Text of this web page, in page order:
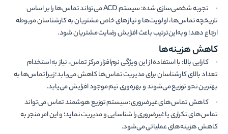
· تجربه شخصی‌سازی شده: سیستم ACD می‌تواند تماس‌ها را بر اساس
تاریخچه تماس‌ها، اولویت‌ها و نیازهای خاص مشتریان به کارشناسان مربوطه
ارجاع دهد؛ و به‌این‌ترتیب باعث افزایش رضایت مشتریان شود.
کاهش هزینه‌ها
· کارایی بالا: با استفاده از این ویژگی نرم­‌افزار مرکز تماس، نیاز به استخدام
تعداد بالای کارشناسان برای مدیریت تماس‌ها کاهش می‌یابد؛ زیرا تماس‌ها به
بهترین نحو توزیع می‌شوند و بهره‌وری تیم موجود افزایش می‌یابد.
· کاهش تماس‌های غیرضروری: سیستم توزیع هوشمند تماس می‌تواند
تماس‌های تکراری یا غیرضروری را شناسایی و مدیریت نماید؛ و این امر منجر به
کاهش هزینه‌های عملیاتی می‌شود.